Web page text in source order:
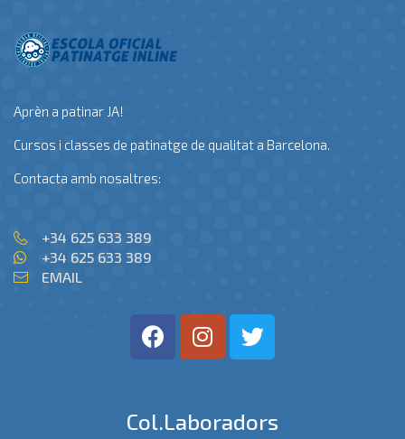
Aprèn a patinar JA!
Cursos i classes de patinatge de qualitat a Barcelona.
Contacta amb nosaltres:
+34 625 633 389
+34 625 633 389
EMAIL
Col.laboradors